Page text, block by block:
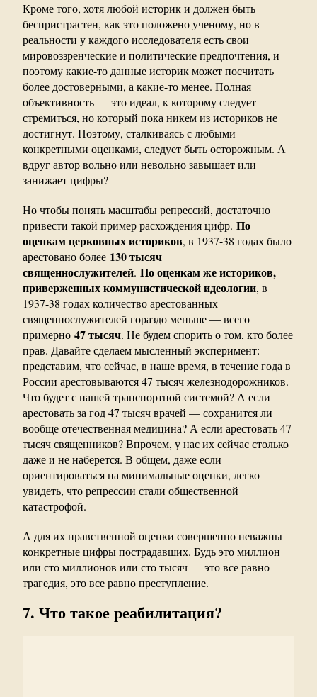
Кроме того, хотя любой историк и должен быть
беспристрастен, как это положено ученому, но в
реальности у каждого исследователя есть свои
мировоззренческие и политические предпочтения, и
поэтому какие-то данные историк может посчитать
более достоверными, а какие-то менее. Полная
объективность — это идеал, к которому следует
стремиться, но который пока никем из историков не
достигнут. Поэтому, сталкиваясь с любыми
конкретными оценками, следует быть осторожным. А
вдруг автор вольно или невольно завышает или
занижает цифры?
Но чтобы понять масштабы репрессий, достаточно
привести такой пример расхождения цифр. По
оценкам церковных историков, в 1937-38 годах было
арестовано более 130 тысяч
священнослужителей. По оценкам же историков,
приверженных коммунистической идеологии, в
1937-38 годах количество арестованных
священнослужителей гораздо меньше — всего
примерно 47 тысяч. Не будем спорить о том, кто более
прав. Давайте сделаем мысленный эксперимент:
представим, что сейчас, в наше время, в течение года в
России арестовываются 47 тысяч железнодорожников.
Что будет с нашей транспортной системой? А если
арестовать за год 47 тысяч врачей — сохранится ли
вообще отечественная медицина? А если арестовать 47
тысяч священников? Впрочем, у нас их сейчас столько
даже и не наберется. В общем, даже если
ориентироваться на минимальные оценки, легко
увидеть, что репрессии стали общественной
катастрофой.
А для их нравственной оценки совершенно неважны
конкретные цифры пострадавших. Будь это миллион
или сто миллионов или сто тысяч — это все равно
трагедия, это все равно преступление.
7. Что такое реабилитация?